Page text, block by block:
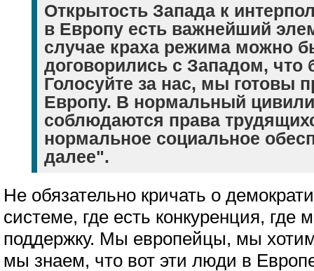
Открытость Запада к
в Европу есть важнейший
случае краха режима можно
договорились с Западом, что
Голосуйте за нас, мы готовы
Европу. В нормальный
соблюдаются права
нормальное социальное
далее".
Не обязательно кричать о
системе, где есть конкуренция, где
поддержку. Мы европейцы, мы
мы знаем, что вот эти люди в